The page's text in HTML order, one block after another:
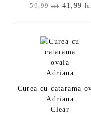
59,99lei Prețul
a
41,99
Curea cu catarama
Adriana
Clear